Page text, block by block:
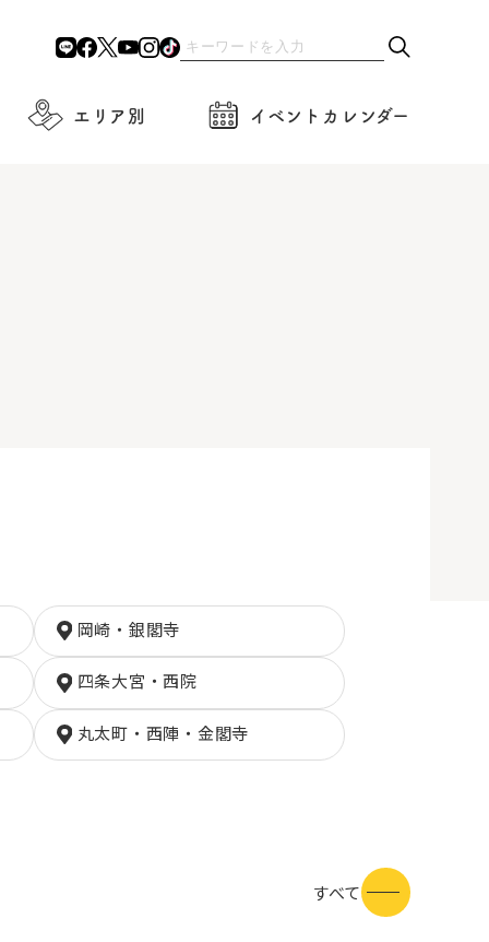
エリア別 イベントカレンダー
岡崎・銀閣寺
四条大宮・西院
丸太町・西陣・金閣寺
すべて